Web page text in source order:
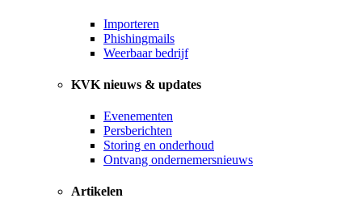
Importeren
Phishingmails
Weerbaar bedrijf
KVK nieuws & updates
Evenementen
Persberichten
Storing en onderhoud
Ontvang ondernemersnieuws
Artikelen